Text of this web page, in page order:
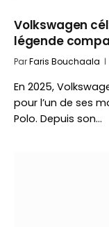
Volkswagen
légende
ParFaris Bouchaala
En 2025,
pour l’un de ses
Polo. Depuis son…